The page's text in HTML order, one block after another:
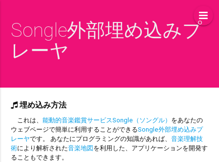
Songle外部埋め込みプ
レーヤ
埋め込み方法
これは、能動的音楽鑑賞サービスSongle（ソングル） をあなたの
ウェブページで簡単に利用することができるSongle外部埋め込みプ
レーヤです。 あなたにプログラミングの知識があれば、音楽理解技
術により解析された音楽地図を利用した、アプリケーションを開発す
ることもできます。